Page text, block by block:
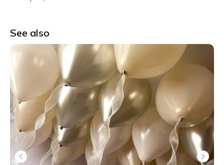
See also